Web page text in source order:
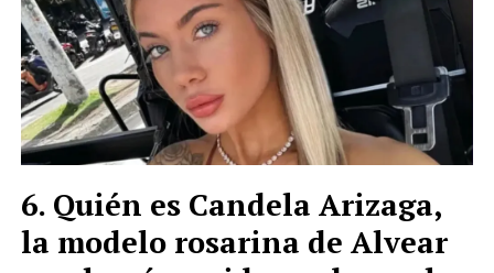
Quién es Candela Arizaga,
la modelo rosarina de Alvear